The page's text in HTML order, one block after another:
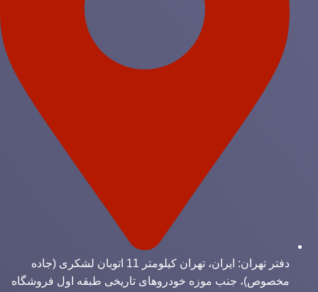
دفتر تهران: ایران، تهران کیلومتر 11 اتوبان لشکری (جاده
مخصوص)، جنب موزه خودروهای تاریخی طبقه اول فروشگاه